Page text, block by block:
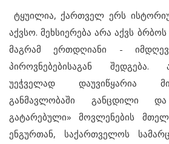
ტყუილია, ქართველ ერს
აქვსო. მეხსიერება არა აქვს
მაგრამ ერთდღიანი -
პიროვნებებისაგან შედგება.
უეჭველად დაუვიწყარია
განმავლობაში განცდილი
გატარებული» მოვლენების
ენგურთან, საქართველოს